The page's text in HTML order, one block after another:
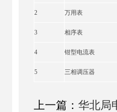
2 万用表
3 相序表
4 钳型电流表
5 三相调压器
上一篇： 华北局